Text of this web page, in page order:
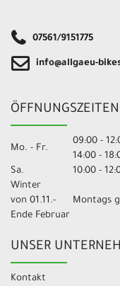
07561/9151775
info@allgaeu-
ÖFFNUNGSZEITEN
Mo. - Fr.
09:00 -
14:00 -
Sa.
10:00 -
Winter
von 01.11.-
Ende Februar
Montags
UNSER
Kontakt